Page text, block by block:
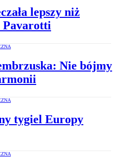
lepszy niż
Pavarotti
Nie bójmy
tygiel Europy